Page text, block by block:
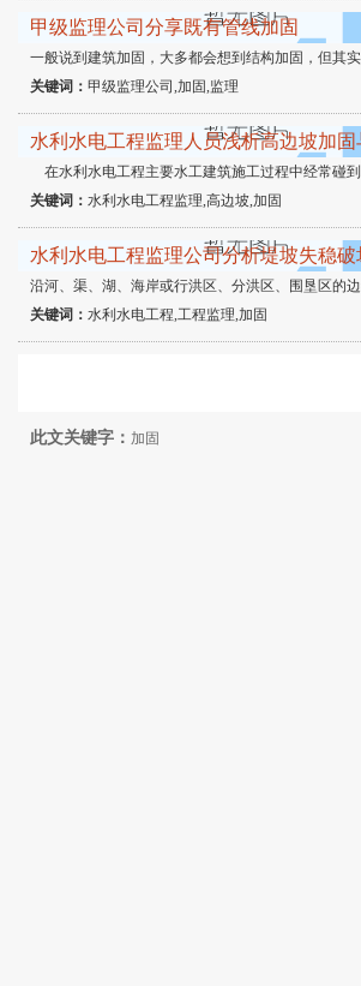
甲级监理公司分享既有管线加固
一般说到建筑加固，大多都会想到结构加固，但其
关键词： 甲级监理公司,加固,监理
水利水电工程监理人员浅析高边坡加固
在水利水电工程主要水工建筑施工过程中经常碰
关键词： 水利水电工程监理,高边坡,加固
水利水电工程监理公司分析堤坡失稳
沿河、渠、湖、海岸或行洪区、分洪区、围垦区的
关键词： 水利水电工程,工程监理,加固
此文关键字： 加固